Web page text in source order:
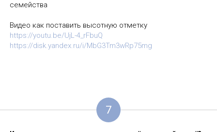
семейства
Видео как поставить высотную отметку
https://youtu.be/UjL-4_rFbuQ
https://disk.yandex.ru/i/MbG3Tm3wRp75mg
7